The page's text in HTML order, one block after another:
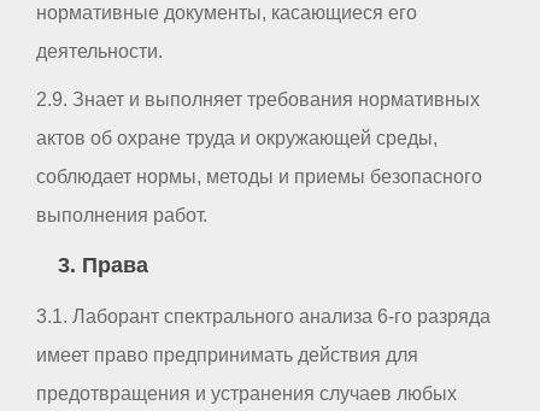
нормативные документы, касающиеся его
деятельности.
2.9. Знает и выполняет требования нормативных
актов об охране труда и окружающей среды,
соблюдает нормы, методы и приемы безопасного
выполнения работ.
3. Права
3.1. Лаборант спектрального анализа 6-го разряда
имеет право предпринимать действия для
предотвращения и устранения случаев любых